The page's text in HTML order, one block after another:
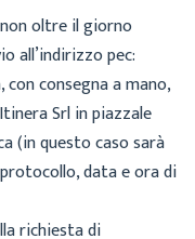
oltre il giorno
all’indirizzo pec:
consegna a mano,
Srl in piazzale
(in questo caso sarà
data e ora di
richiesta di